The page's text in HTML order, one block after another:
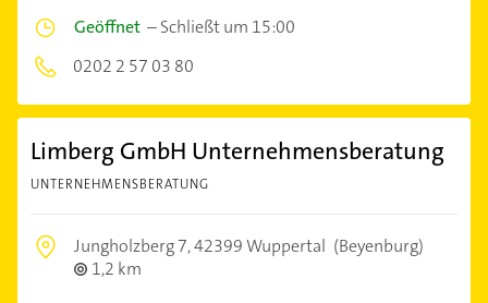
Geöffnet –Schließt um 15:00
0202 2 57 03 80
Limberg GmbH Unternehmensberatung
UNTERNEHMENSBERATUNG
Jungholzberg 7,42399 Wuppertal (Beyenburg)
1,2 km